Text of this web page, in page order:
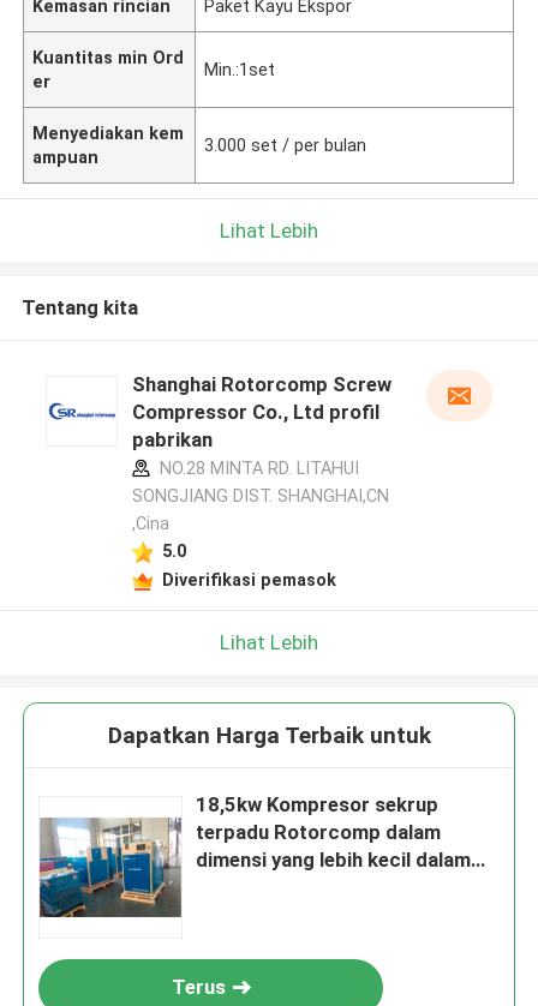
Kemasan rincian Paket Kayu Ekspor
Kuantitas min Ord
er
Min.:1set
Menyediakan kem
ampuan
3.000 set / per bulan
Lihat Lebih
Tentang kita
Shanghai Rotorcomp Screw
Compressor Co., Ltd profil
pabrikan
NO.28 MINTA RD. LITAHUI
SONGJIANG DIST. SHANGHAI,CN
,Cina
5.0
Diverifikasi pemasok
Lihat Lebih
Dapatkan Harga Terbaik untuk
18,5kw Kompresor sekrup
terpadu Rotorcomp dalam
dimensi yang lebih kecil dalam
Terus